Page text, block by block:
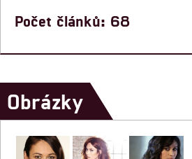
Počet článků: 68
Obrázky